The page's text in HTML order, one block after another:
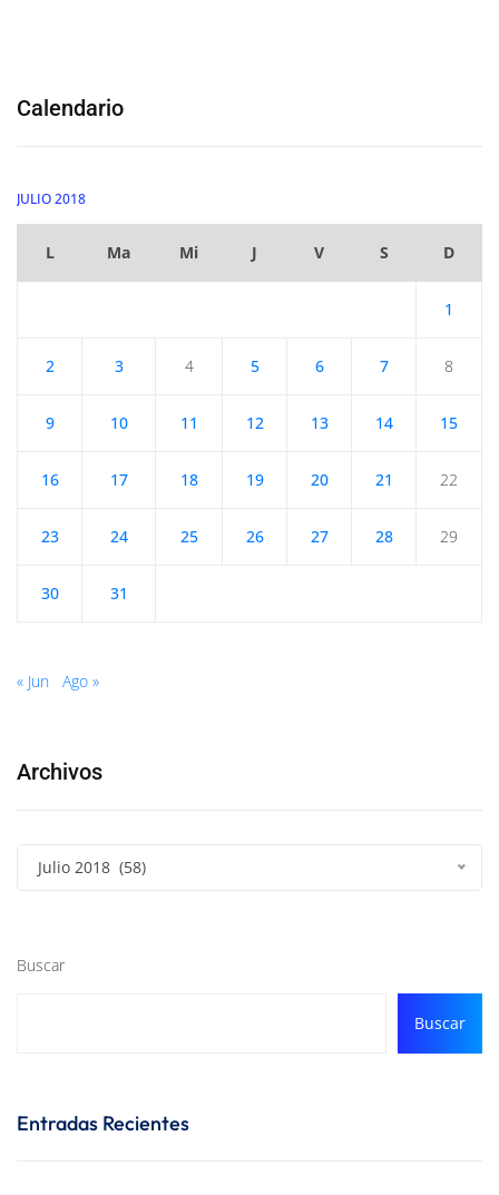
Calendario
JULIO 2018
L Ma Mi J V S D
1
2 3 4 5 6 7 8
9 10 11 12 13 14 15
16 17 18 19 20 21 22
23 24 25 26 27 28 29
30 31
« Jun Ago »
Archivos
Julio 2018 (58)
Buscar
Buscar
Entradas Recientes